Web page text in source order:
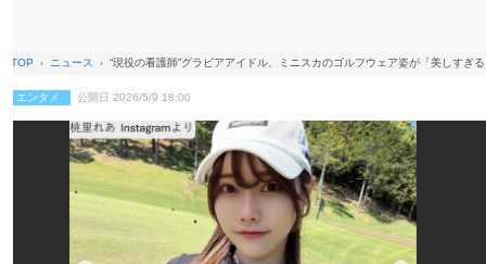
TOP ニュース “現役の看護師”グラビアアイドル、ミニスカのゴルフウェア姿が「美しす
エンタメ 公開日 2026/5/9 18:00